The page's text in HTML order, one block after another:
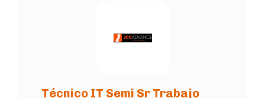
Técnico IT Semi Sr Trabajo